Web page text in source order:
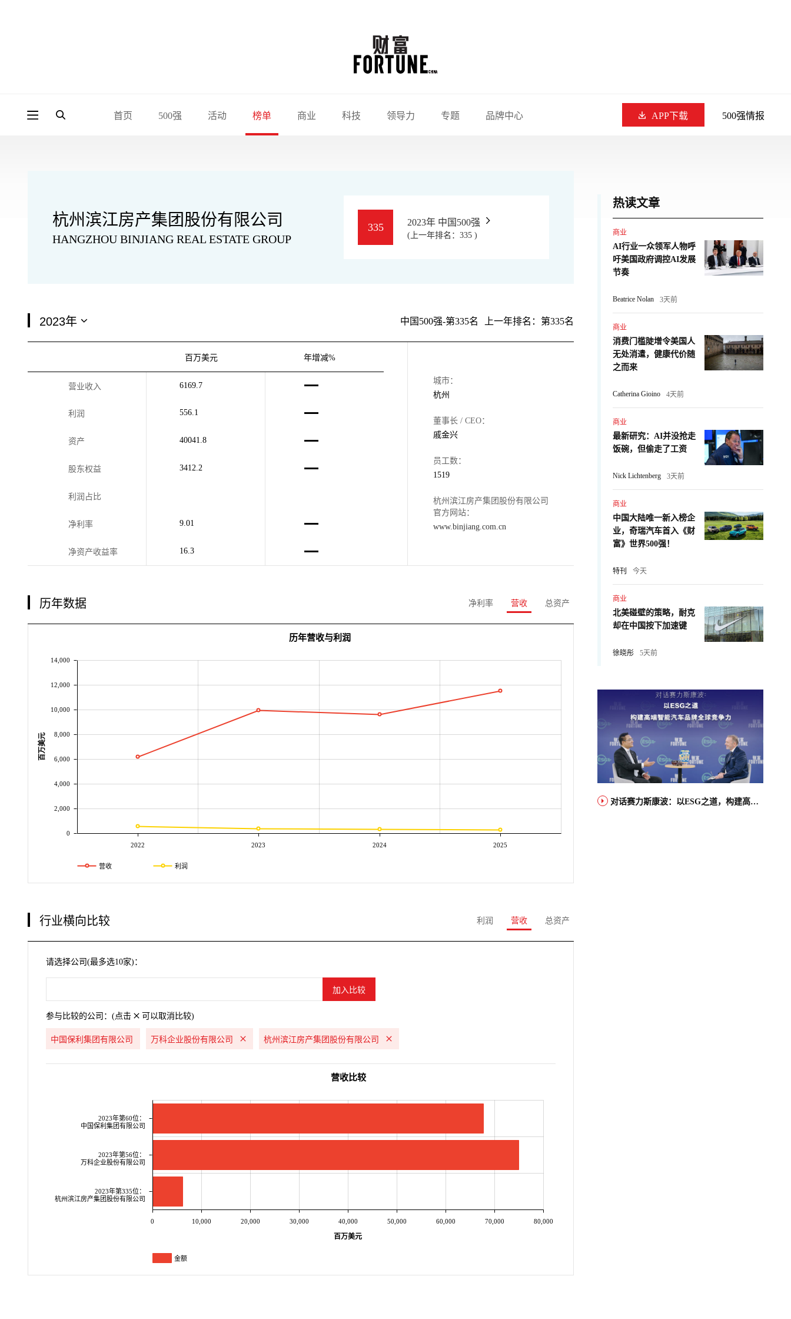
首页 500强 活动 榜单 商业 科技 领导力 专题 品牌中心 APP下载 500强情报
杭州滨江房产集团股份有限公司
HANGZHOU BINJIANG REAL ESTATE GROUP
335 2023年 中国500强
(上一年排名：335 )
中国500强-第335名 上一年排名：第335名
百万美元 年增减%
营业收入 6169.7
利润 556.1
资产 40041.8
股东权益 3412.2
利润占比
净利率 9.01
净资产收益率 16.3
城市：
杭州
董事长 / CEO：
戚金兴
员工数：
1519
杭州滨江房产集团股份有限公司
官方网站：
www.binjiang.com.cn
历年数据 净利率 营收 总资产
2022 2023 2024 2025
0
2,000
4,000
6,000
8,000
10,000
12,000
14,000
百万美元
历年营收与利润
营收 利润
行业横向比较 利润 营收 总资产
请选择公司(最多选10家)：
参与比较的公司：(点击 可以取消比较)
中国保利集团有限公司 万科企业股份有限公司 杭州滨江房产集团股份有限公司
2023年第60位：
中国保利集团有限公司
2023年第56位：
万科企业股份有限公司
2023年第335位：
杭州滨江房产集团股份有限公司
0 10,000 20,000 30,000 40,000 50,000 60,000 70,000 80,000
百万美元
营收比较
金额
热读文章
商业
AI行业一众领军人物呼
吁美国政府调控AI发展
节奏
Beatrice Nolan 3天前
商业
消费门槛陡增令美国人
无处消遣，健康代价随
之而来
Catherina Gioino 4天前
商业
最新研究：AI并没抢走
饭碗，但偷走了工资
Nick Lichtenberg 3天前
商业
中国大陆唯一新入榜企
业，奇瑞汽车首入《财
富》世界500强！
特刊 今天
商业
北美碰壁的策略，耐克
却在中国按下加速键
徐晓彤 5天前
对话赛力斯康波：以ESG之道，构建高端智能汽车品牌全球竞争力